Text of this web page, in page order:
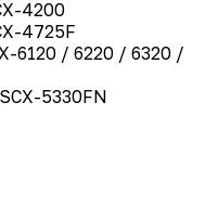
4200
4725F
6120 / 6220 / 6320 /
5330FN